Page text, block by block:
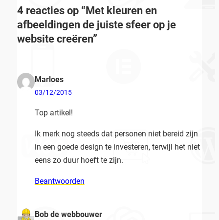
4 reacties op “Met kleuren en
afbeeldingen de juiste sfeer op je
website creëren”
Marloes
03/12/2015
Top artikel!
Ik merk nog steeds dat personen niet bereid zijn
in een goede design te investeren, terwijl het niet
eens zo duur hoeft te zijn.
Beantwoorden
Bob de webbouwer